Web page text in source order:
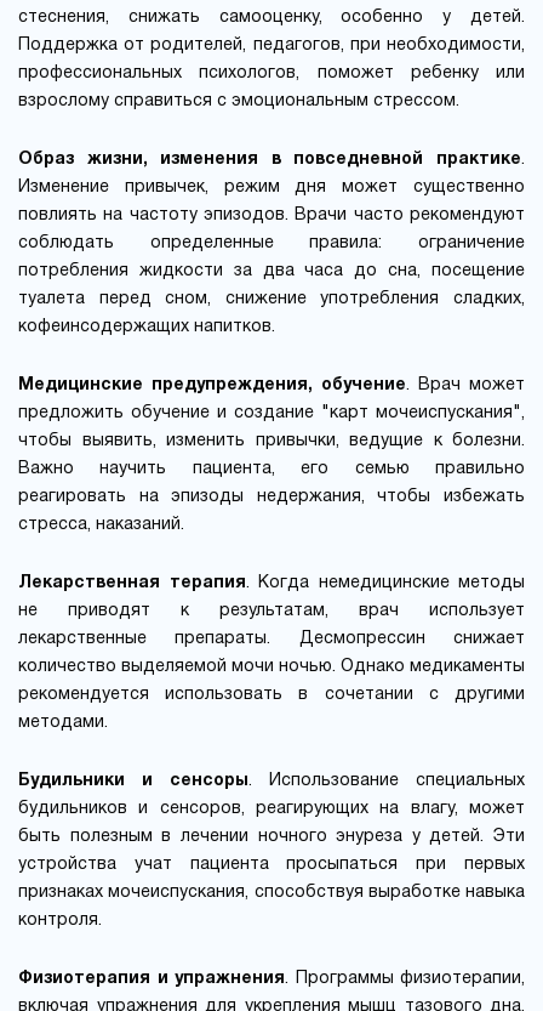
стеснения, снижать самооценку, особенно у детей.
Поддержка от родителей, педагогов, при необходимости,
профессиональных психологов, поможет ребенку или
взрослому справиться с эмоциональным стрессом.
Образ жизни, изменения в повседневной практике.
Изменение привычек, режим дня может существенно
повлиять на частоту эпизодов. Врачи часто рекомендуют
соблюдать определенные правила: ограничение
потребления жидкости за два часа до сна, посещение
туалета перед сном, снижение употребления сладких,
кофеинсодержащих напитков.
Медицинские предупреждения, обучение. Врач может
предложить обучение и создание "карт мочеиспускания",
чтобы выявить, изменить привычки, ведущие к болезни.
Важно научить пациента, его семью правильно
реагировать на эпизоды недержания, чтобы избежать
стресса, наказаний.
Лекарственная терапия . Когда немедицинские методы
не приводят к результатам, врач использует
лекарственные препараты. Десмопрессин снижает
количество выделяемой мочи ночью. Однако медикаменты
рекомендуется использовать в сочетании с другими
методами.
Будильники и сенсоры . Использование специальных
будильников и сенсоров, реагирующих на влагу, может
быть полезным в лечении ночного энуреза у детей. Эти
устройства учат пациента просыпаться при первых
признаках мочеиспускания, способствуя выработке навыка
контроля.
Физиотерапия и упражнения . Программы физиотерапии,
включая упражнения для укрепления мышц тазового дна,